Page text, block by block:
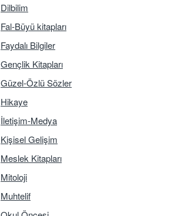
Dilbilim
Fal-Büyü kitapları
Faydalı Bilgiler
Gençlik Kitapları
Güzel-Özlü Sözler
Hikaye
İletişim-Medya
Kişisel Gelişim
Meslek Kitapları
Mitoloji
Muhtelif